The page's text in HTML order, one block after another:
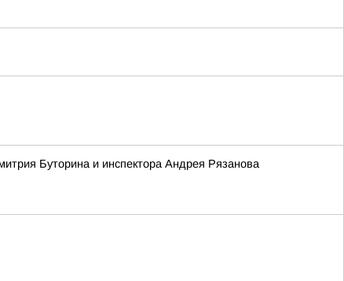
Буторина и инспектора Андрея Рязанова